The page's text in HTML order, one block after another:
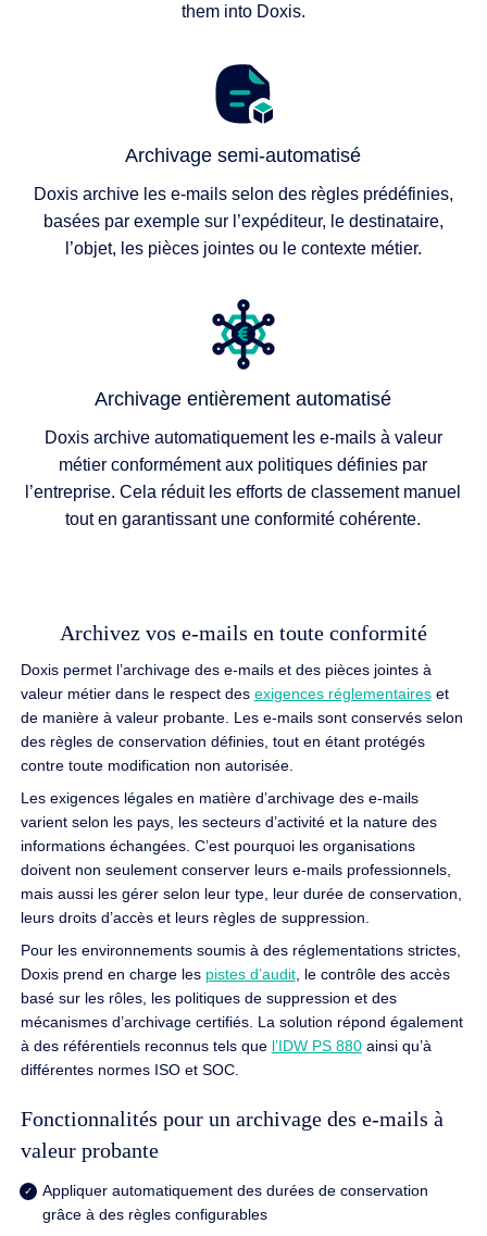
them into Doxis.
Archivage semi-automatisé
Doxis archive les e-mails selon des règles prédéfinies,
basées par exemple sur l’expéditeur, le destinataire,
l’objet, les pièces jointes ou le contexte métier.
Archivage entièrement automatisé
Doxis archive automatiquement les e-mails à valeur
métier conformément aux politiques définies par
l’entreprise. Cela réduit les efforts de classement manuel
tout en garantissant une conformité cohérente.
Archivez vos e-mails en toute conformité
Doxis permet l’archivage des e-mails et des pièces jointes à
valeur métier dans le respect des exigences réglementaireset
de manière à valeur probante. Les e-mails sont conservés selon
des règles de conservation définies, tout en étant protégés
contre toute modification non autorisée.
Les exigences légales en matière d’archivage des e-mails
varient selon les pays, les secteurs d’activité et la nature des
informations échangées. C’est pourquoi les organisations
doivent non seulement conserver leurs e-mails professionnels,
mais aussi les gérer selon leur type, leur durée de conservation,
leurs droits d’accès et leurs règles de suppression.
Pour les environnements soumis à des réglementations strictes,
Doxis prend en charge les pistes d’audit, le contrôle des accès
basé sur les rôles, les politiques de suppression et des
mécanismes d’archivage certifiés. La solution répond également
à des référentiels reconnus tels que l’IDW PS 880ainsi qu’à
différentes normes ISO et SOC.
Fonctionnalités pour un archivage des e-mails à
valeur probante
Appliquer automatiquement des durées de conservation
grâce à des règles configurables